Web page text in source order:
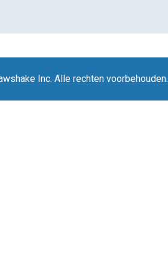
Inc. Alle rechten voorbehouden.